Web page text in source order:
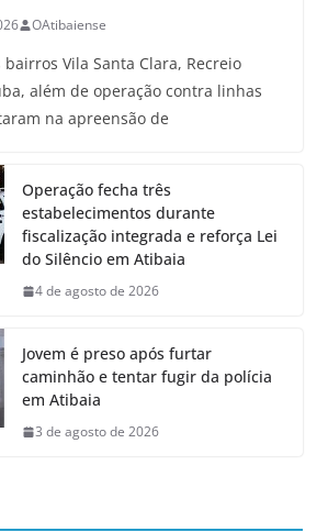
OAtibaiense
Vila Santa Clara, Recreio
além de operação contra linhas
na apreensão de
Operação fecha três
estabelecimentos durante
fiscalização integrada e reforça Lei
do Silêncio em Atibaia
4 de agosto de 2026
Jovem é preso após furtar
caminhão e tentar fugir da polícia
em Atibaia
3 de agosto de 2026